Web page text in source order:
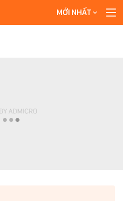
MỚI NHẤT